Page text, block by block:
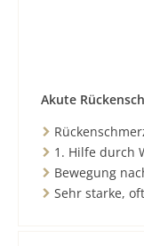
Akute
1. Hilfe durch
Bewegung
Sehr starke,